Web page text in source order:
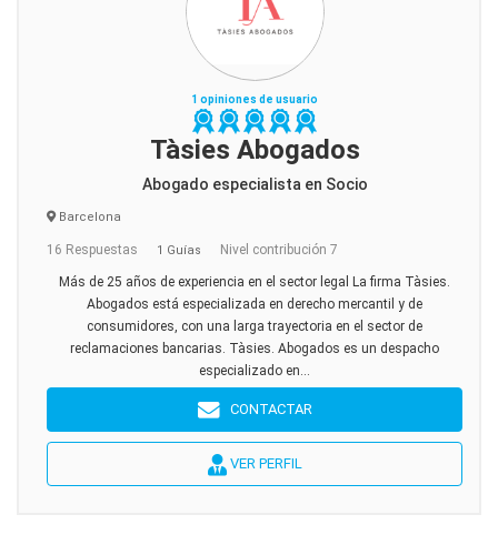
1 opiniones de usuario
Tàsies Abogados
Abogado especialista en Socio
Barcelona
16 Respuestas 1 Guías Nivel contribución 7
Más de 25 años de experiencia en el sector legal La firma Tàsies.
Abogados está especializada en derecho mercantil y de
consumidores, con una larga trayectoria en el sector de
reclamaciones bancarias. Tàsies. Abogados es un despacho
especializado en...
CONTACTAR
VER PERFIL